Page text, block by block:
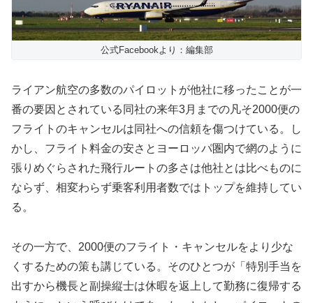
公式Facebookより：編集部
ライアン航空の多数のパイロットが他社に移ったことが一
番の要因とされている同社の来年3月までの凡そ2000便の
フライトのキャンセルは同社への信頼を傷つけている。し
かし、フライト料金の安さとヨーロッパ圏内で網のように
張りめぐらされた飛行ルートの多さは他社とは比べものに
ならず、相変わらず乗客利用者数ではトップを維持してい
る。
その一方で、2000便のフライト・キャンセルをより少な
くするための策も講じている。そのひとつが「特別手当を
出すから機長と副操縦士は休暇を返上して勤務に復帰する